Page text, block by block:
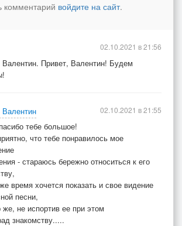
комментарий войдите на сайт.
Привет, Валентин! Будем
02.10.2021 в 21:56
тебе большое!
что тебе понравилось мое
- стараюсь бережно относиться к его
время хочется показать и свое видение
песни,
же, не испортив ее при этом
знакомству.....
02.10.2021 в 21:55